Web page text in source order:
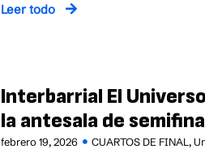
Leer todo
Interbarrial El
la antesala de
febrero 19, 2026 CUARTOS DE FINAL ,